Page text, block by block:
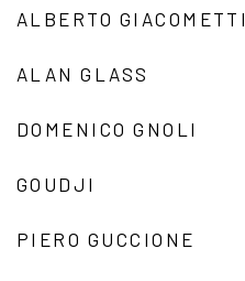
ALBERTO GIACOMETTI
ALAN GLASS
DOMENICO GNOLI
GOUDJI
PIERO GUCCIONE